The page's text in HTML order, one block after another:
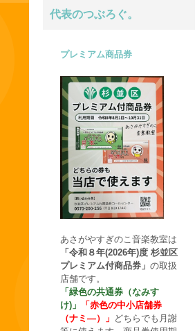
代表のつぶろぐ。
プレミアム商品券
あさがやすぎのこ音楽教室は
「令和８年(2026年)度 杉並区
プレミアム付商品券」 の取扱
店舗です。
「緑色の共通券（なみす
け)」
「赤色の中小店舗券
（ナミ―）」 どちらでも月謝